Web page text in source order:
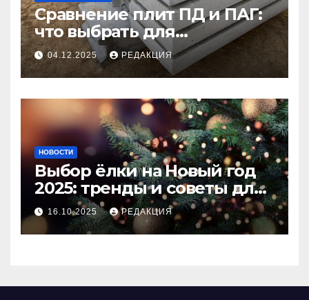
Сравнение плит ПД и ПАГ:
что выбрать для
долговечного и прочного
покрытия
04.12.2025 РЕДАКЦИЯ
НОВОСТИ
Выбор ёлки на Новый год
2025: тренды и советы для
идеального праздника
16.10.2025 РЕДАКЦИЯ